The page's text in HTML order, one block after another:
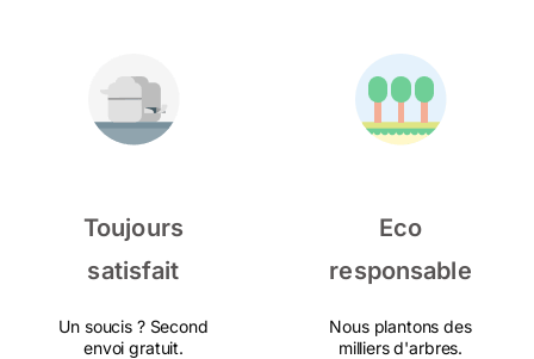
Toujours
satisfait
Un soucis ? Second
envoi gratuit.
Eco
responsable
Nous plantons des
milliers d'arbres.